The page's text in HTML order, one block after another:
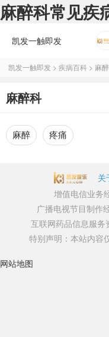
麻醉科常见疾
凯发一触即发
凯发一触即发 > 疾病百科 > 麻
麻醉科
麻醉 疼痛
关
增值电信业务
广播电视节目制作
互联网药品信息服
特别声明：本站内容
网站地图